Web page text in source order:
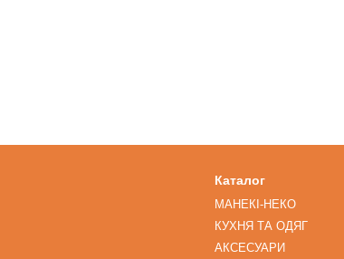
Каталог
МАНЕКІ-НЕКО
КУХНЯ ТА ОДЯГ
АКСЕСУАРИ